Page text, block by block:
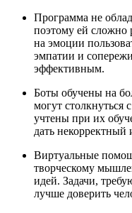
Программа не
поэтому ей сложно
на эмоции
эмпатии и
эффективным.
Боты обучены на
могут столкнуться
учтены при их
дать
Виртуальные
творческому
идей. Задачи,
лучше доверить